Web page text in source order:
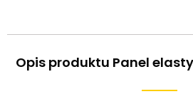
Opis produktu Panel